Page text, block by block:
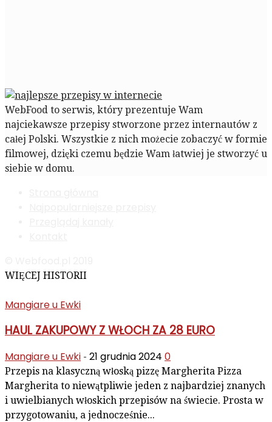
WebFood to serwis, który prezentuje Wam
najciekawsze przepisy stworzone przez internautów z
całej Polski. Wszystkie z nich możecie zobaczyć w formie
filmowej, dzięki czemu będzie Wam łatwiej je stworzyć u
siebie w domu.
WIĘCEJ HISTORII
Mangiare u Ewki
HAUL ZAKUPOWY Z WŁOCH ZA 28 EURO
Mangiare u Ewki - 21 grudnia 2024 0
Przepis na klasyczną włoską pizzę Margherita Pizza
Margherita to niewątpliwie jeden z najbardziej znanych
i uwielbianych włoskich przepisów na świecie. Prosta w
przygotowaniu, a jednocześnie...